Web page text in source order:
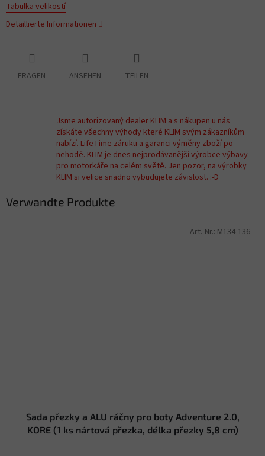
Tabulka velikostí
Detaillierte Informationen
FRAGEN ANSEHEN TEILEN
Jsme autorizovaný dealer KLIM a s nákupen u nás
získáte všechny výhody které KLIM svým zákazníkům
nabízí. LifeTime záruku a garanci výměny zboží po
nehodě. KLIM je dnes nejprodávanější výrobce výbavy
pro motorkáře na celém světě. Jen pozor, na výrobky
KLIM si velice snadno vybudujete závislost. :-D
Verwandte Produkte
Sada přezky a ALU ráčny pro boty Adventure 2.0,
KORE (1 ks nártová přezka, délka přezky 5,8 cm)
Art.-Nr.: M134-136